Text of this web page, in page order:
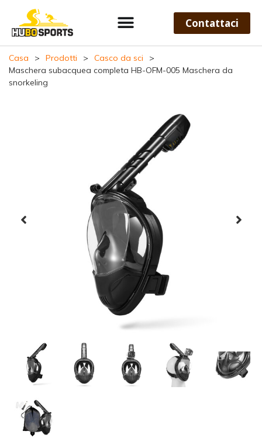
Contattaci
Casa > Prodotti > Casco da sci
>
Maschera subacquea completa HB-OFM-005 Maschera da
snorkeling